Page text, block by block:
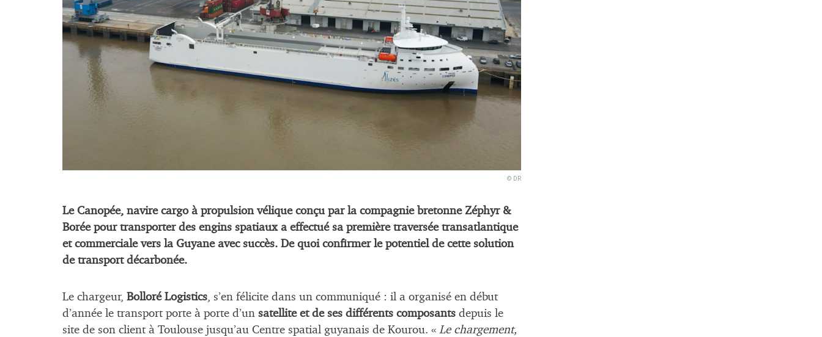
© DR
Le Canopée, navire cargo à propulsion vélique conçu par la compagnie bretonne Zéphyr &
Borée pour transporter des engins spatiaux a effectué sa première traversée transatlantique
et commerciale vers la Guyane avec succès. De quoi confirmer le potentiel de cette solution
de transport décarbonée.
Le chargeur, Bolloré Logistics, s’en félicite dans un communiqué : il a organisé en début
d’année le transport porte à porte d’un satellite et de ses différents composants depuis le
site de son client à Toulouse jusqu’au Centre spatial guyanais de Kourou. « Le chargement,